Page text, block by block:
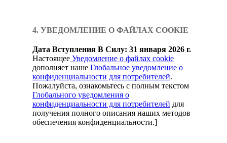
4. УВЕДОМЛЕНИЕ О ФАЙЛАХ COOKIE
Дата Вступления В Силу: 31 января 2026 г.
Настоящее Уведомление о файлах cookie
дополняет наше Глобальное уведомление о
конфиденциальности для потребителей.
Пожалуйста, ознакомьтесь с полным текстом
Глобального уведомления о
конфиденциальности для потребителей для
получения полного описания наших методов
обеспечения конфиденциальности.]